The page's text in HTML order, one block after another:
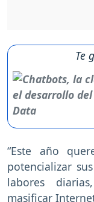
Te
“Este año
potencializar
labores
masificar